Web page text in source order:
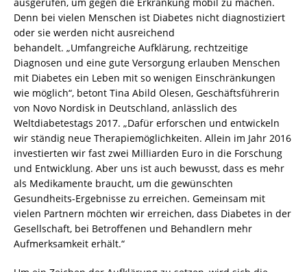
Denn bei vielen Menschen ist Diabetes nicht diagnostiziert
oder sie werden nicht ausreichend
behandelt. „Umfangreiche Aufklärung, rechtzeitige
Diagnosen und eine gute Versorgung erlauben Menschen
mit Diabetes ein Leben mit so wenigen Einschränkungen
wie möglich“, betont Tina Abild Olesen, Geschäftsführerin
von Novo Nordisk in Deutschland, anlässlich des
Weltdiabetestags 2017. „Dafür erforschen und entwickeln
wir ständig neue Therapiemöglichkeiten. Allein im Jahr 2016
investierten wir fast zwei Milliarden Euro in die Forschung
und Entwicklung. Aber uns ist auch bewusst, dass es mehr
als Medikamente braucht, um die gewünschten
Gesundheits-Ergebnisse zu erreichen. Gemeinsam mit
vielen Partnern möchten wir erreichen, dass Diabetes in der
Gesellschaft, bei Betroffenen und Behandlern mehr
Aufmerksamkeit erhält.“